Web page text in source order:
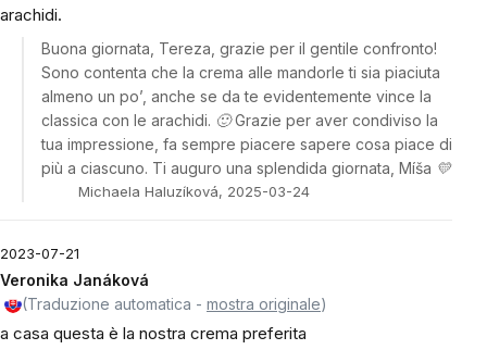
arachidi.
Buona giornata, Tereza, grazie per il gentile confronto!
Sono contenta che la crema alle mandorle ti sia piaciuta
almeno un po’, anche se da te evidentemente vince la
classica con le arachidi. 🙂 Grazie per aver condiviso la
tua impressione, fa sempre piacere sapere cosa piace di
più a ciascuno. Ti auguro una splendida giornata, Míša 💛
Michaela Haluzíková, 2025-03-24
2023-07-21
Veronika Janáková
(Traduzione automatica - mostra originale)
a casa questa è la nostra crema preferita